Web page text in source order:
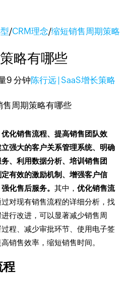
/CRM理念/缩短销售周期策略
略有哪些
9 分钟陈行远 | SaaS增长策略
化销售流程、提高销售团队效
强大的客户关系管理系统、明确
、利用数据分析、培训销售团
有效的激励机制、增强客户信
化售后服务。其中，优化销售流
对现有销售流程的详细分析，找
行改进，可以显著减少销售周
程、减少审批环节、使用电子签
销售效率，缩短销售时间。
程